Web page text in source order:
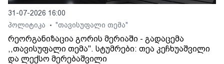
31-07-2026 16:00
პოლიტიკა
• "თავისუფალი თემა"
რეორგანიზაცია გორის მერიაში - გადაცემა
,,თავისუფალი თემა". სტუმრები: თეა კეჩხუაშვილი
და ლექსო მერებაშვილი